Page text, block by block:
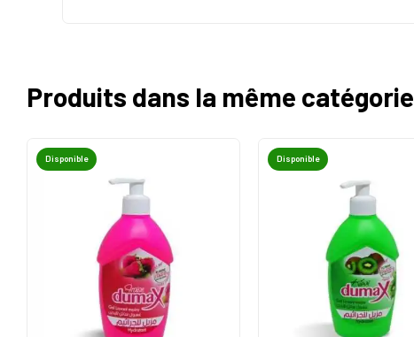
Produits dans la même catégorie
Disponible Disponible